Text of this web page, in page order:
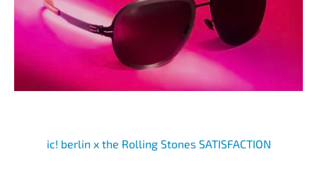
ic! berlin x the Rolling Stones SATISFACTION